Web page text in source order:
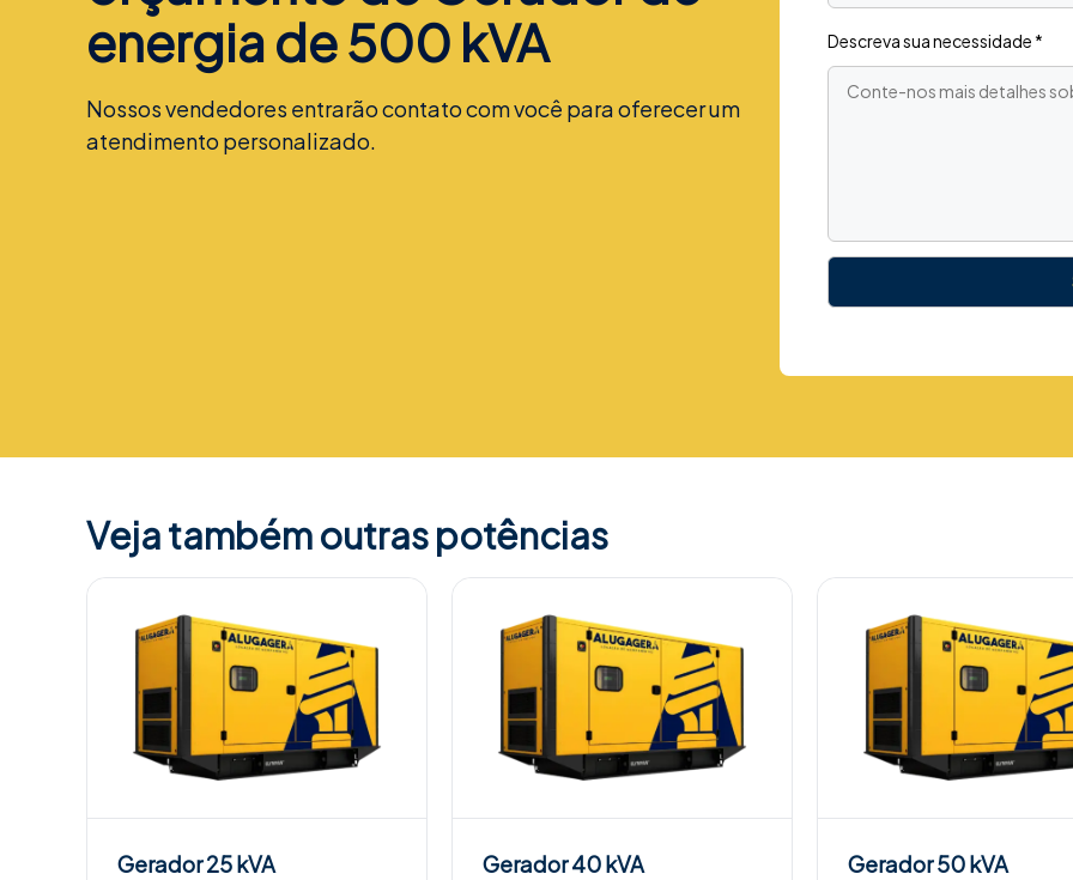
energia de 500 kVA
Nossos vendedores entrarão contato com você para oferecer um
atendimento personalizado.
Descreva sua necessidade *
Veja também outras potências
Gerador25 kVA Gerador40 kVA Gerador50 kVA